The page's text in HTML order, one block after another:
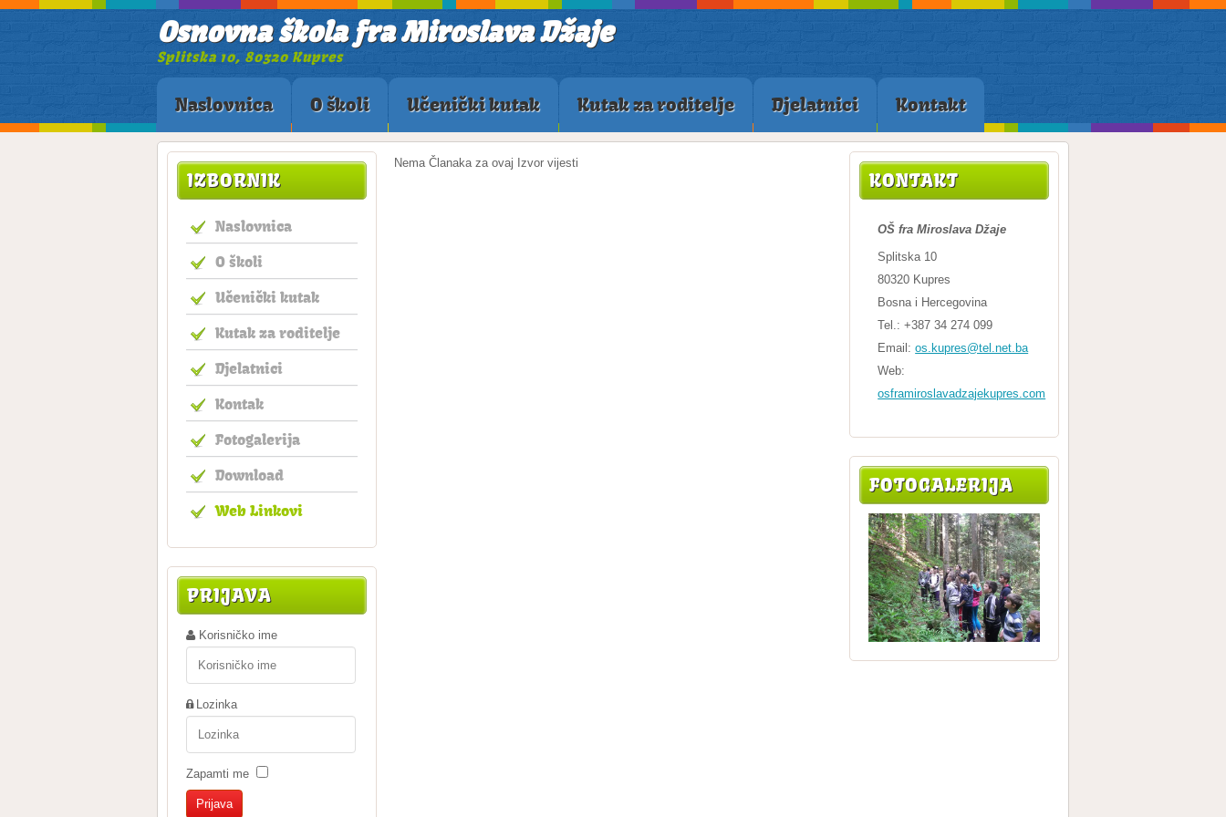
Osnovna škola fra Miroslava Džaje
Splitska 10, 80320 Kupres
Naslovnica O školi Učenički kutak Kutak za roditelje Djelatnici Kontakt
IZBORNIK
Naslovnica
O školi
Učenički kutak
Kutak za roditelje
Djelatnici
Kontak
Fotogalerija
Download
Web Linkovi
PRIJAVA
Korisničko ime
Lozinka
Zapamti me
Nema Članaka za ovaj Izvor vijesti
KONTAKT
OŠ fra Miroslava Džaje
Splitska 10
80320 Kupres
Bosna i Hercegovina
Tel.: +387 34 274 099
Email:os.kupres@tel.net.ba
Web:
osframiroslavadzajekupres.com
FOTOGALERIJA